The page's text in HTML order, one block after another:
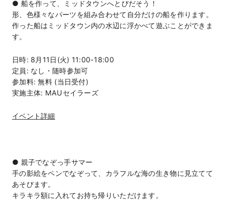
● 船を作って、ミッドタウンへとびだそう！
形、色様々なパーツを組み合わせて自分だけの船を作ります。
作った船はミッドタウン内の水辺に浮かべて遊ぶことができま
す。
日時: 8月11日(火) 11:00-18:00
定員: なし・随時参加可
参加料: 無料 (当日受付)
実施主体: MAUセイラーズ
イベント詳細
● 親子でなぞっ手サマー
手の影絵をペンでなぞって、カラフルな海の生き物に見立てて
あそびます。
キラキラ額に入れてお持ち帰りいただけます。